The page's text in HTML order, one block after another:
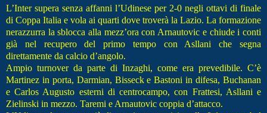
L’Inter supera senza affanni l’Udinese per 2-0 negli ottavi di finale
di Coppa Italia e vola ai quarti dove troverà la Lazio. La formazione
nerazzurra la sblocca alla mezz’ora con Arnautovic e chiude i conti
già nel recupero del primo tempo con Asllani che segna
direttamente da calcio d’angolo.
Ampio turnover da parte di Inzaghi, come era prevedibile. C’è
Martinez in porta, Darmian, Bisseck e Bastoni in difesa, Buchanan
e Carlos Augusto esterni di centrocampo, con Frattesi, Asllani e
Zielinski in mezzo. Taremi e Arnautovic coppia d’attacco.